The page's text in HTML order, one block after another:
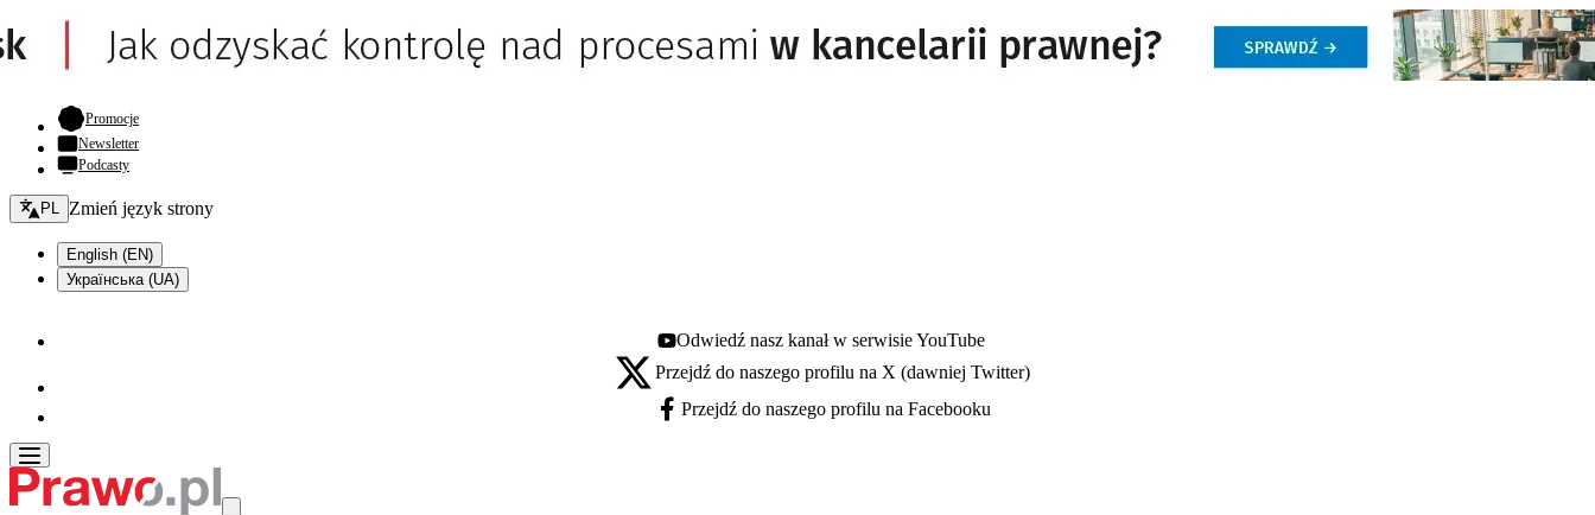
Promocje- otwiera się w nowej karcie
Newsletter
Podcasty
Zmień język - bieżący:
PL Zmień język strony
English (EN)
Українська (UA)
Youtube - otwiera się w nowej karcie
Odwiedź nasz kanał w serwisie YouTube
X - otwiera się w nowej karcie
Przejdź do naszego profilu na X (dawniej Twitter)
Facebook - otwiera się w nowej karcie
Przejdź do naszego profilu na Facebooku